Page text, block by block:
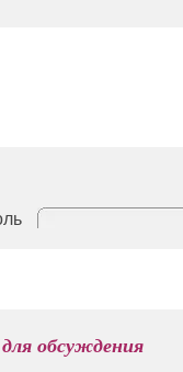
обсуждения